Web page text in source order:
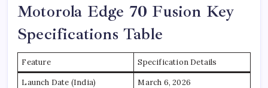
Motorola Edge 70 Fusion Key
Specifications Table
Feature
Specification Details
Launch Date (India)
March 6, 2026